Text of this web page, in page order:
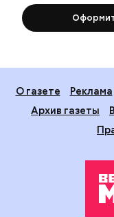
О газете Реклама
Архив газеты